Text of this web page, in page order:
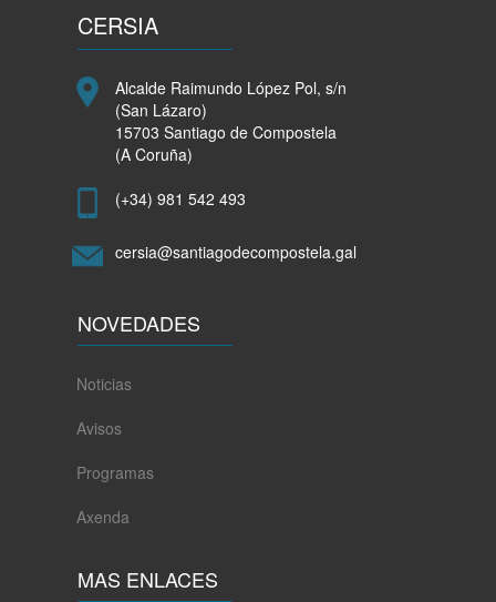
de
Santiago
CERSIA
Alcalde Raimundo López Pol, s/n
(San Lázaro)
15703 Santiago de Compostela
(A Coruña)
(+34) 981 542 493
cersia@santiagodecompostela.gal
NOVEDADES
Noticias
Avisos
Programas
Axenda
MAS ENLACES